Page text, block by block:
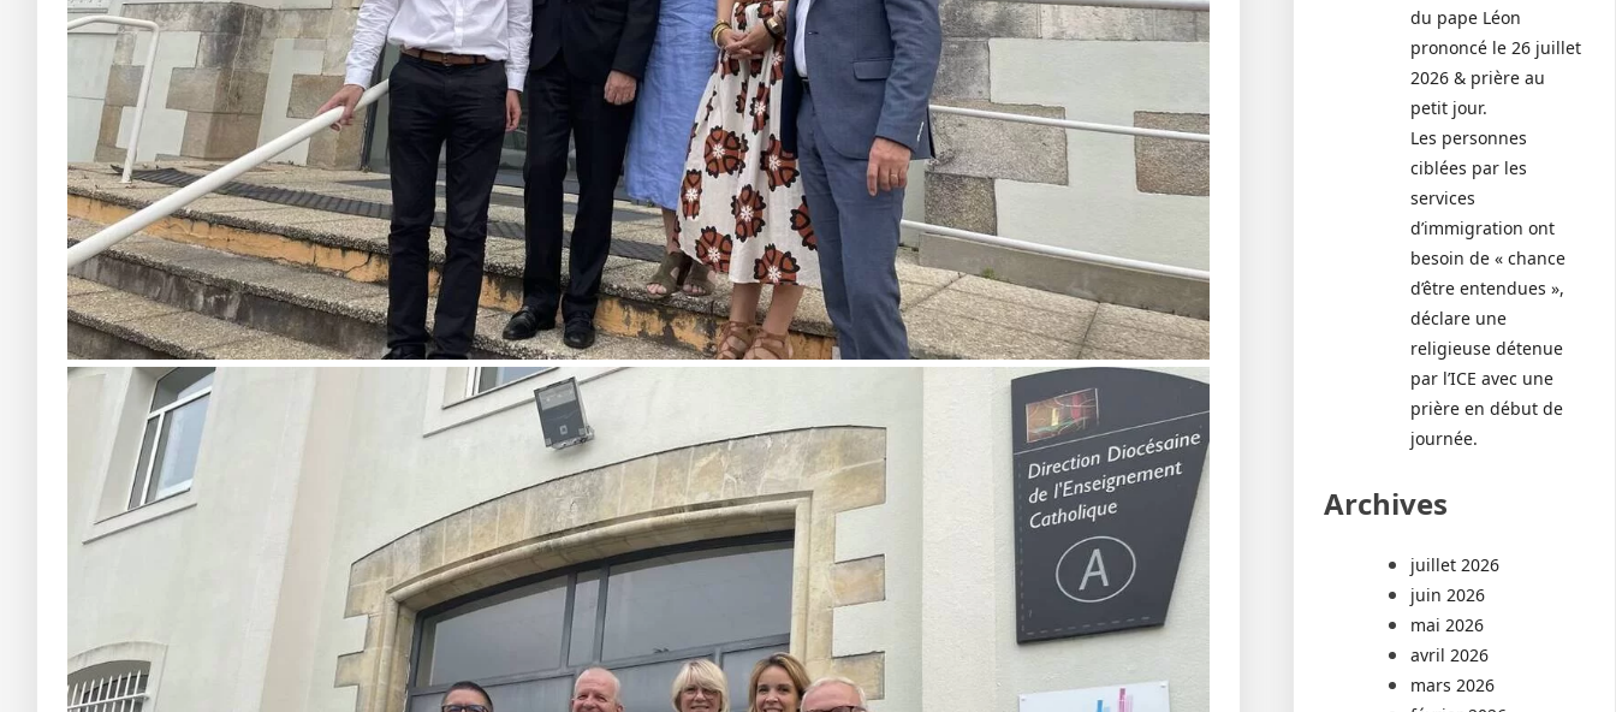
du pape Léon
prononcé le 26 juillet
2026 & prière au
petit jour.
Les personnes
ciblées par les
services
d’immigration ont
besoin de « chance
d’être entendues »,
déclare une
religieuse détenue
par l’ICE avec une
prière en début de
journée.
Archives
juillet 2026
juin 2026
mai 2026
avril 2026
mars 2026